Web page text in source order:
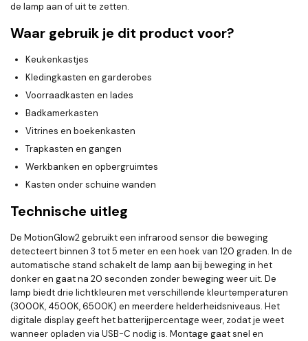
de lamp aan of uit te zetten.
Waar gebruik je dit product voor?
Keukenkastjes
Kledingkasten en garderobes
Voorraadkasten en lades
Badkamerkasten
Vitrines en boekenkasten
Trapkasten en gangen
Werkbanken en opbergruimtes
Kasten onder schuine wanden
Technische uitleg
De MotionGlow2 gebruikt een infrarood sensor die beweging
detecteert binnen 3 tot 5 meter en een hoek van 120 graden. In de
automatische stand schakelt de lamp aan bij beweging in het
donker en gaat na 20 seconden zonder beweging weer uit. De
lamp biedt drie lichtkleuren met verschillende kleurtemperaturen
(3000K, 4500K, 6500K) en meerdere helderheidsniveaus. Het
digitale display geeft het batterijpercentage weer, zodat je weet
wanneer opladen via USB-C nodig is. Montage gaat snel en